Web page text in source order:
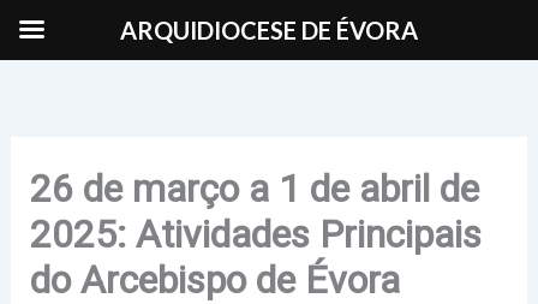
26 de março a 1 de abril de
2025: Atividades Principais
do Arcebispo de Évora
ARQUIDIOCESE DE ÉVORA